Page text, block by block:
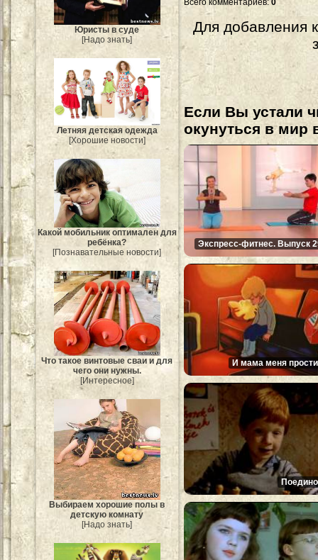
Юристы в суде
[Надо знать]
Летняя детская одежда
[Хорошие новости]
Какой мобильник оптимален для
ребёнка?
[Познавательные новости]
Что такое винтовые сваи и для
чего они нужны.
[Интересное]
Выбираем хорошие полы в
детскую комнату
[Надо знать]
Всего комментариев: 0
Для добавления
Если Вы устали
окунуться в мир
Экспресс-фитнес. Выпуск
И мама меня